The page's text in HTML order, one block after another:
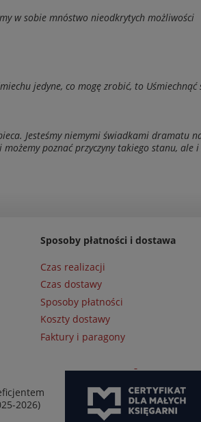
w sobie mnóstwo nieodkrytych możliwości
jedyne, co mogę zrobić, to Uśmiechnąć
Jesteśmy niemymi świadkami dramatu
poznać przyczyny takiego stanu, ale i
Sposoby płatności i dostawa
Czas realizacji
Czas dostawy
Sposoby płatności
Koszty dostawy
Faktury i paragony
2026)